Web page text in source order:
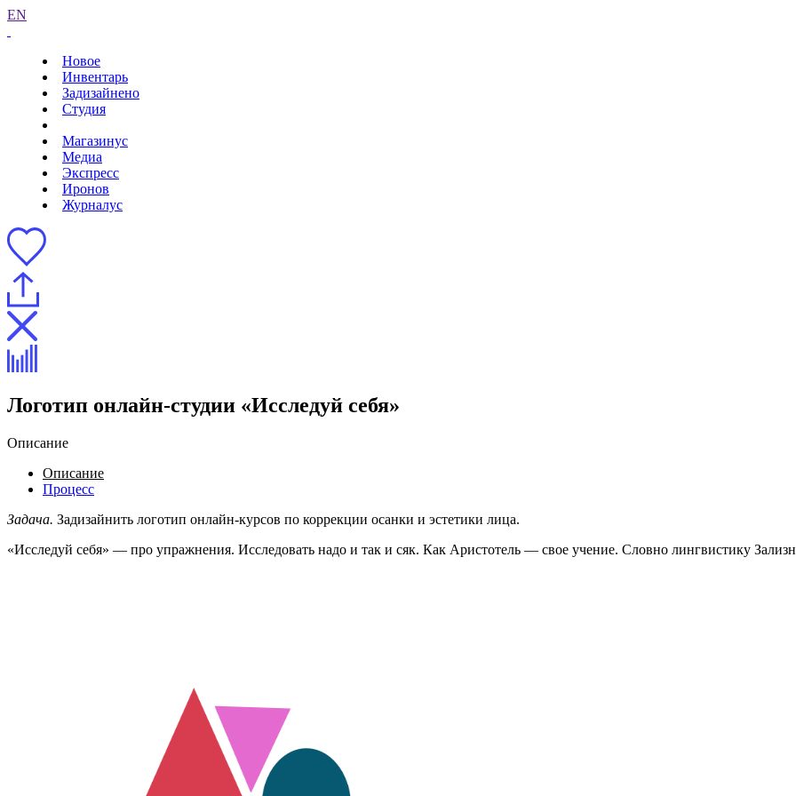
EN
Новое
Инвентарь
Задизайнено
Студия
Магазинус
Медиа
Экспресс
Иронов
Журналус
Логотип онлайн-студии «Исследуй себя»
Описание
Описание
Процесс
Задача. Задизайнить логотип онлайн-курсов по коррекции осанки и эстетики лица.
«Исследуй себя» — про упражнения. Исследовать надо и так и сяк. Как Аристотель — свое учение. Словно лингвистику